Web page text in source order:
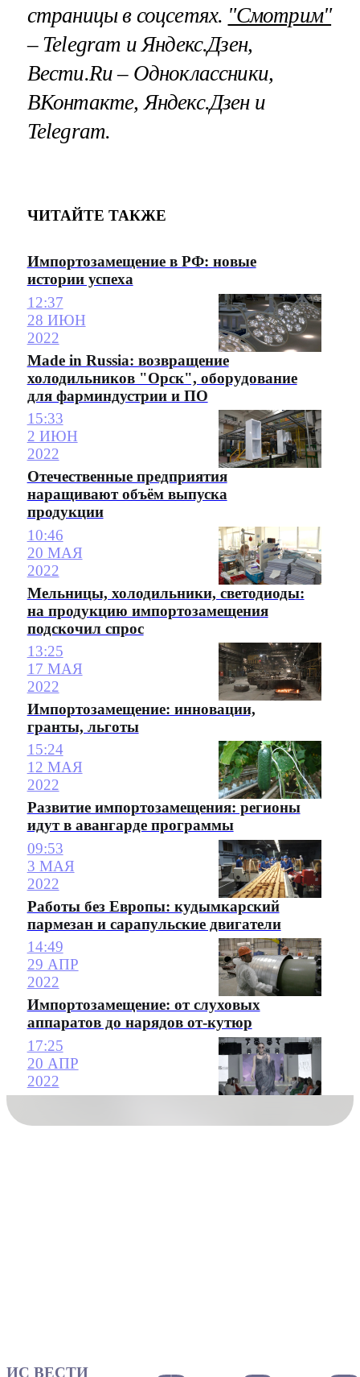
страницы в соцсетях. "Смотрим"
– Telegram и Яндекс.Дзен,
Вести.Ru – Одноклассники,
ВКонтакте, Яндекс.Дзен и
Telegram.
ЧИТАЙТЕ ТАКЖЕ
Импортозамещение в РФ: новые
истории успеха
12:37
28 ИЮН
2022
Made in Russia: возвращение
холодильников "Орск", оборудование
для фарминдустрии и ПО
15:33
2 ИЮН
2022
Отечественные предприятия
наращивают объём выпуска
продукции
10:46
20 МАЯ
2022
Мельницы, холодильники, светодиоды:
на продукцию импортозамещения
подскочил спрос
13:25
17 МАЯ
2022
Импортозамещение: инновации,
гранты, льготы
15:24
12 МАЯ
2022
Развитие импортозамещения: регионы
идут в авангарде программы
09:53
3 МАЯ
2022
Работы без Европы: кудымкарский
пармезан и сарапульские двигатели
14:49
29 АПР
2022
Импортозамещение: от слуховых
аппаратов до нарядов от-кутюр
17:25
20 АПР
2022
ИС ВЕСТИ